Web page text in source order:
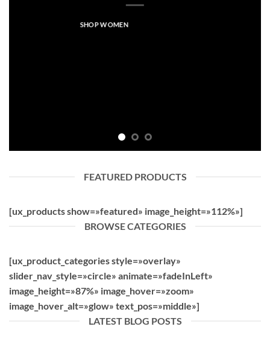
SHOP WOMEN
FEATURED PRODUCTS
[ux_products show=»featured» image_height=»112%»]
BROWSE CATEGORIES
[ux_product_categories style=»overlay»
slider_nav_style=»circle» animate=»fadeInLeft»
image_height=»87%» image_hover=»zoom»
image_hover_alt=»glow» text_pos=»middle»]
LATEST BLOG POSTS